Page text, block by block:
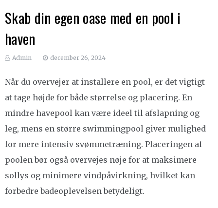
Skab din egen oase med en pool i
haven
Admin december 26, 2024
Når du overvejer at installere en pool, er det vigtigt
at tage højde for både størrelse og placering. En
mindre havepool kan være ideel til afslapning og
leg, mens en større swimmingpool giver mulighed
for mere intensiv svømmetræning. Placeringen af
poolen bør også overvejes nøje for at maksimere
sollys og minimere vindpåvirkning, hvilket kan
forbedre badeoplevelsen betydeligt.